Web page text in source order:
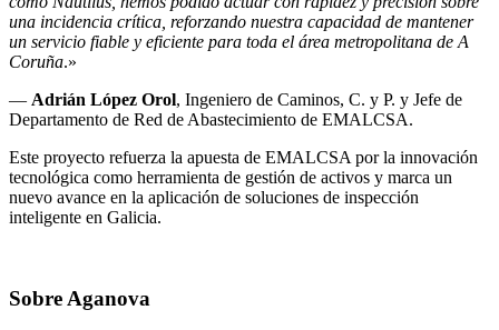
una incidencia crítica, reforzando nuestra capacidad de mantener
un servicio fiable y eficiente para toda el área metropolitana de A
Coruña.»
— Adrián López Orol, Ingeniero de Caminos, C. y P. y Jefe de
Departamento de Red de Abastecimiento de EMALCSA.
Este proyecto refuerza la apuesta de EMALCSA por la innovación
tecnológica como herramienta de gestión de activos y marca un
nuevo avance en la aplicación de soluciones de inspección
inteligente en Galicia.
Sobre Aganova